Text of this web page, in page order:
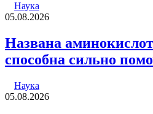
Наука
05.08.2026
Названа
способна сильно
Наука
05.08.2026